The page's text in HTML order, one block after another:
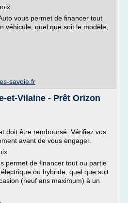
vous permet de financer tout
véhicule, quel que soit le modèle,
savoie.fr
et-Vilaine - Prêt Orizon
doit être remboursé. Vérifiez vos
avant de vous engager.
permet de financer tout ou partie
ou hybride, quel que soit
(neuf ans maximum) à un